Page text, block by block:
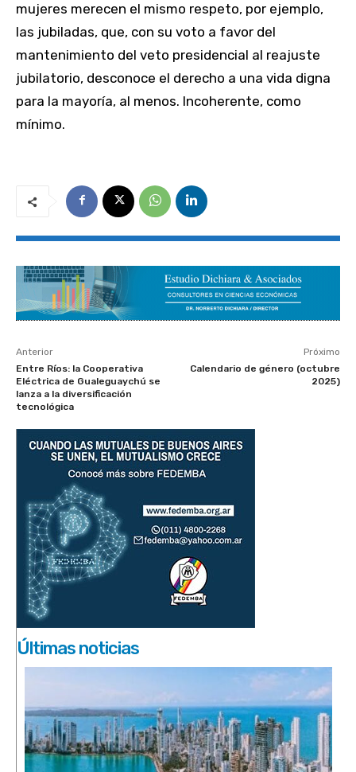
mujeres merecen el mismo respeto, por ejemplo,
las jubiladas, que, con su voto a favor del
mantenimiento del veto presidencial al reajuste
jubilatorio, desconoce el derecho a una vida digna
para la mayoría, al menos. Incoherente, como
mínimo.
Anterior
Entre Ríos: la Cooperativa
Eléctrica de Gualeguaychú se
lanza a la diversificación
tecnológica
Próximo
Calendario de género (octubre
2025)
Últimas noticias